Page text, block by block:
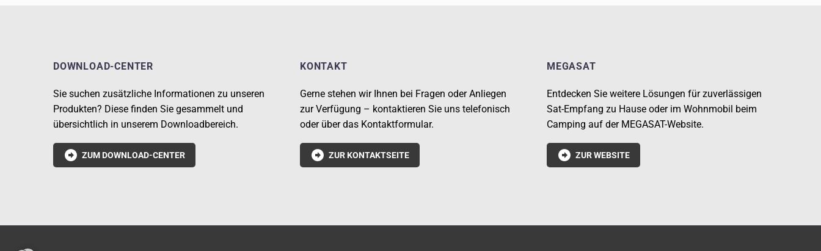
DOWNLOAD-CENTER
Sie suchen zusätzliche Informationen zu unseren
Produkten? Diese finden Sie gesammelt und
übersichtlich in unserem Downloadbereich.
 ZUM DOWNLOAD-CENTER
KONTAKT
Gerne stehen wir Ihnen bei Fragen oder Anliegen
zur Verfügung – kontaktieren Sie uns telefonisch
oder über das Kontaktformular.
 ZUR KONTAKTSEITE
MEGASAT
Entdecken Sie weitere Lösungen für zuverlässigen
Sat-Empfang zu Hause oder im Wohnmobil beim
Camping auf der MEGASAT-Website.
 ZUR WEBSITE